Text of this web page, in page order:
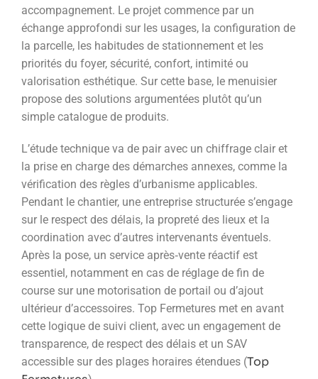
accompagnement. Le projet commence par un
échange approfondi sur les usages, la configuration de
la parcelle, les habitudes de stationnement et les
priorités du foyer, sécurité, confort, intimité ou
valorisation esthétique. Sur cette base, le menuisier
propose des solutions argumentées plutôt qu’un
simple catalogue de produits.
L’étude technique va de pair avec un chiffrage clair et
la prise en charge des démarches annexes, comme la
vérification des règles d’urbanisme applicables.
Pendant le chantier, une entreprise structurée s’engage
sur le respect des délais, la propreté des lieux et la
coordination avec d’autres intervenants éventuels.
Après la pose, un service après‑vente réactif est
essentiel, notamment en cas de réglage de fin de
course sur une motorisation de portail ou d’ajout
ultérieur d’accessoires. Top Fermetures met en avant
cette logique de suivi client, avec un engagement de
transparence, de respect des délais et un SAV
accessible sur des plages horaires étendues (Top